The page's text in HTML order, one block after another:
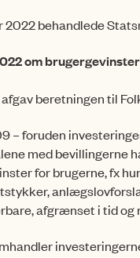
2022 behandlede
om
beretningen til
– foruden
med bevillingerne
for brugerne, fx
afgræn­set i tid og